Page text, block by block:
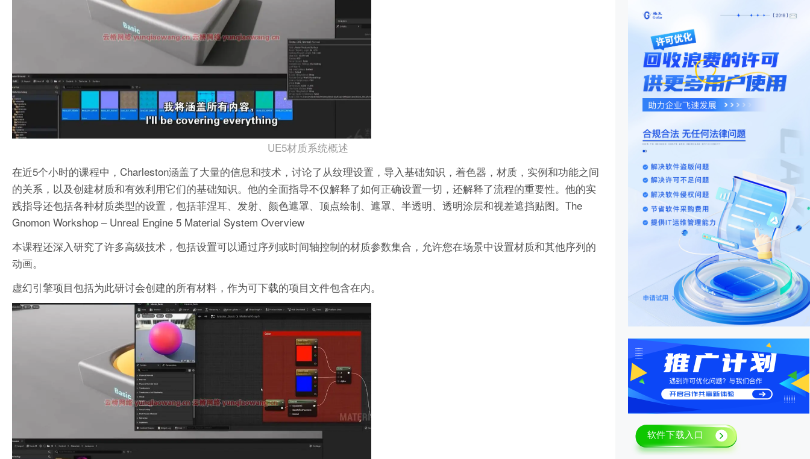
UE5材质系统概述
在近5个小时的课程中，Charleston涵盖了大量的信息和技术，讨论了从纹理设置，导入基础知识，着色器，材质，实例和功能之间
的关系，以及创建材质和有效利用它们的基础知识。他的全面指导不仅解释了如何正确设置一切，还解释了流程的重要性。他的实
践指导还包括各种材质类型的设置，包括菲涅耳、发射、颜色遮罩、顶点绘制、遮罩、半透明、透明涂层和视差遮挡贴图。The
Gnomon Workshop – Unreal Engine 5 Material System Overview
本课程还深入研究了许多高级技术，包括设置可以通过序列或时间轴控制的材质参数集合，允许您在场景中设置材质和其他序列的
动画。
虚幻引擎项目包括为此研讨会创建的所有材料，作为可下载的项目文件包含在内。